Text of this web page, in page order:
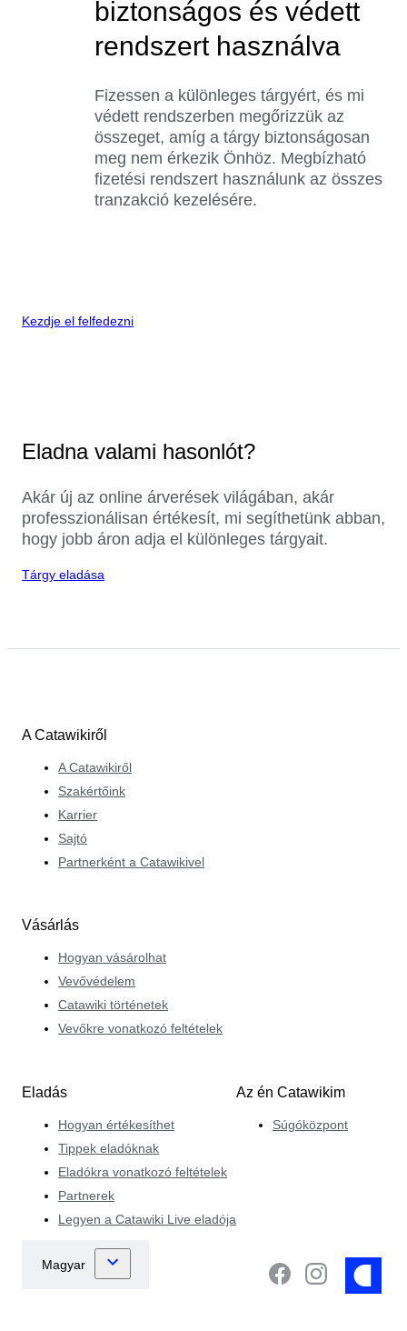
biztonságos és védett
rendszert használva
Fizessen a különleges tárgyért, és mi
védett rendszerben megőrizzük az
összeget, amíg a tárgy biztonságosan
meg nem érkezik Önhöz. Megbízható
fizetési rendszert használunk az összes
tranzakció kezelésére.
Kezdje el felfedezni
Eladna valami hasonlót?
Akár új az online árverések világában, akár
professzionálisan értékesít, mi segíthetünk abban,
hogy jobb áron adja el különleges tárgyait.
Tárgy eladása
A Catawikiről
A Catawikiről
Szakértőink
Karrier
Sajtó
Partnerként a Catawikivel
Vásárlás
Hogyan vásárolhat
Vevővédelem
Catawiki történetek
Vevőkre vonatkozó feltételek
Eladás
Hogyan értékesíthet
Tippek eladóknak
Eladókra vonatkozó feltételek
Partnerek
Legyen a Catawiki Live eladója
Az én Catawikim
Súgóközpont